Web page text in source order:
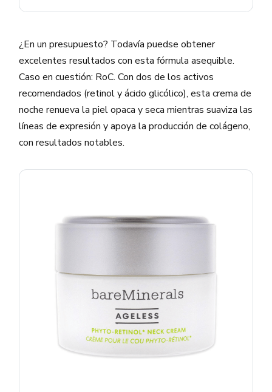
¿En un presupuesto? Todavía puedse obtener
excelentes resultados con esta fórmula asequible.
Caso en cuestión: RoC. Con dos de los activos
recomendados (retinol y ácido glicólico), esta crema de
noche renueva la piel opaca y seca mientras suaviza las
líneas de expresión y apoya la producción de colágeno,
con resultados notables.